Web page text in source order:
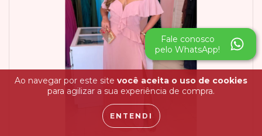
Ao navegar por este site você aceita o uso de cookies
para agilizar a sua experiência de compra.
ENTENDI